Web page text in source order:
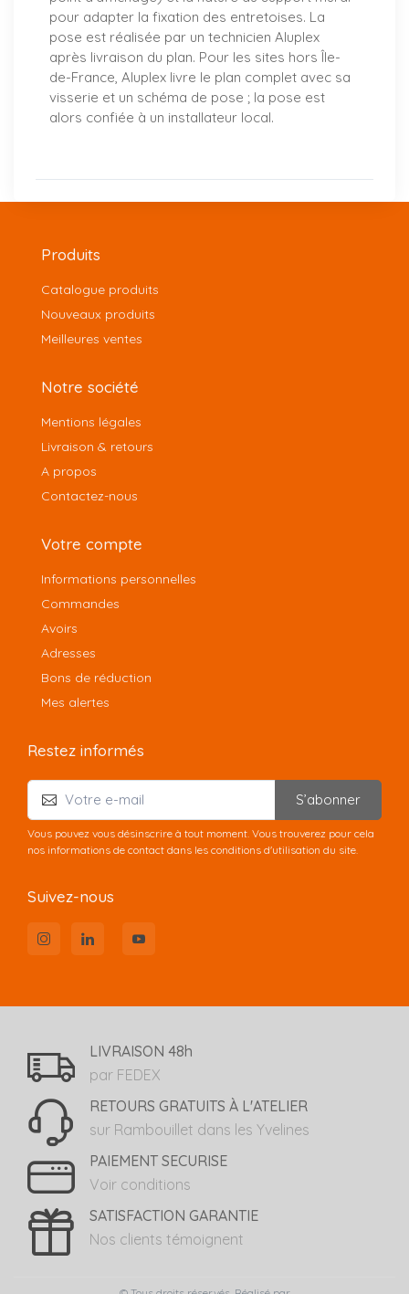
pour adapter la fixation des entretoises. La
pose est réalisée par un technicien Aluplex
après livraison du plan. Pour les sites hors Île-
de-France, Aluplex livre le plan complet avec sa
visserie et un schéma de pose ; la pose est
alors confiée à un installateur local.
Produits
Catalogue produits
Nouveaux produits
Meilleures ventes
Notre société
Mentions légales
Livraison & retours
A propos
Contactez-nous
Votre compte
Informations personnelles
Commandes
Avoirs
Adresses
Bons de réduction
Mes alertes
Restez informés
S’abonner
Vous pouvez vous désinscrire à tout moment. Vous trouverez pour cela
nos informations de contact dans les conditions d'utilisation du site.
Suivez-nous
LIVRAISON 48h
par FEDEX
RETOURS GRATUITS À L'ATELIER
sur Rambouillet dans les Yvelines
PAIEMENT SECURISE
Voir conditions
SATISFACTION GARANTIE
Nos clients témoignent